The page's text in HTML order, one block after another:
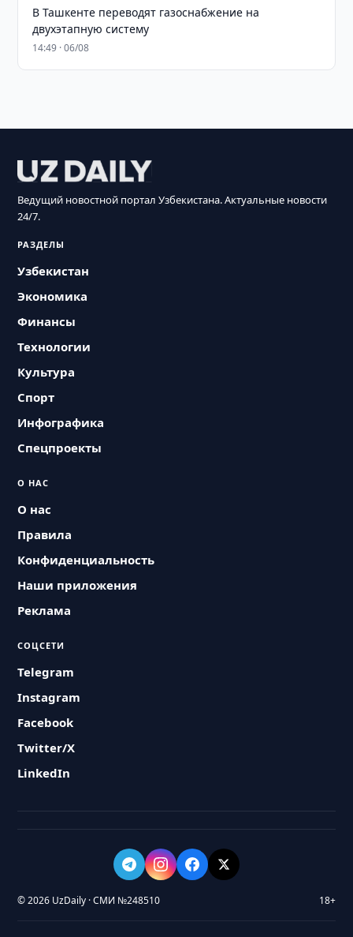
В Ташкенте переводят газоснабжение на
двухэтапную систему
14:49 · 06/08
Ведущий новостной портал Узбекистана. Актуальные новости
24/7.
РАЗДЕЛЫ
Узбекистан
Экономика
Финансы
Технологии
Культура
Спорт
Инфографика
Спецпроекты
О НАС
О нас
Правила
Конфиденциальность
Наши приложения
Реклама
СОЦСЕТИ
Telegram
Instagram
Facebook
Twitter/X
LinkedIn
© 2026 UzDaily · СМИ №248510 18+